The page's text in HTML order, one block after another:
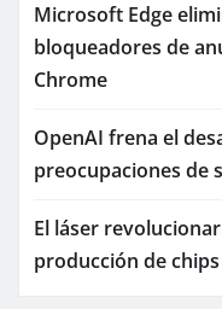
Microsoft Edge
bloqueadores de
Chrome
OpenAI frena el
preocupaciones de
El láser
producción de